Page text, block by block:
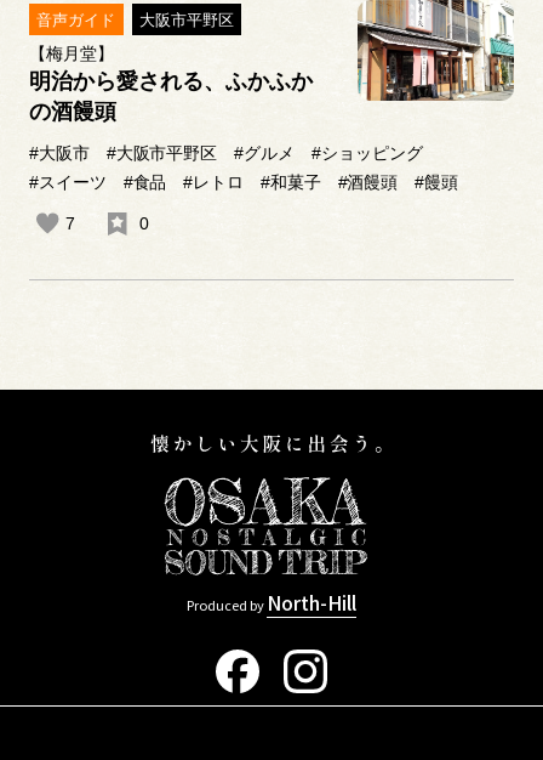
音声ガイド 大阪市平野区
【梅月堂】
明治から愛される、ふかふか
の酒饅頭
#大阪市 #大阪市平野区 #グルメ
#ショッピング
#スイーツ
#食品 #レトロ #和菓子 #酒饅頭 #饅頭
7 0
Produced by North-Hill